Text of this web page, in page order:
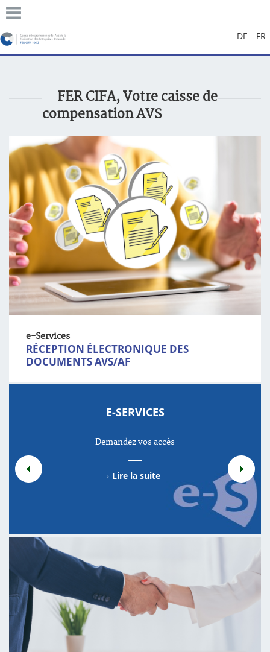
DE FR
FER CIFA, Votre caisse de
compensation AVS
e-Services
RÉCEPTION ÉLECTRONIQUE DES
DOCUMENTS AVS/AF
E-SERVICES
Demandez vos accès
Lire la suite